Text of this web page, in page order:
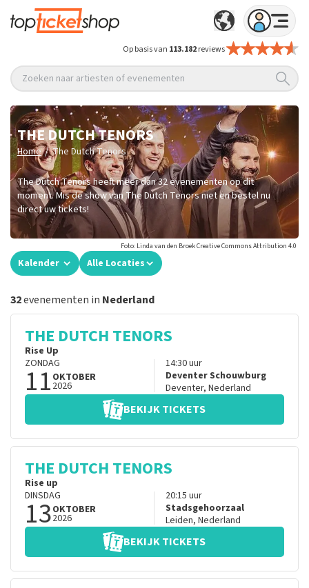
Op basis van 113.182reviews
Zoeken naar artiesten of evenementen
THE DUTCH TENORS
Home / The Dutch Tenors
The Dutch Tenors heeft meer dan 32 evenementen op dit
moment. Mis de show van The Dutch Tenors niet en bestel nu
direct uw tickets!
Foto: Linda van den Broek Creative Commons Attribution 4.0
Kalender Alle Locaties
32evenementen in Nederland
THE DUTCH TENORS
Rise Up
ZONDAG
11 OKTOBER
2026
14:30uur
Deventer Schouwburg
Deventer, Nederland
BEKIJK TICKETS
THE DUTCH TENORS
Rise up
DINSDAG
13OKTOBER
2026
20:15 uur
Stadsgehoorzaal
Leiden, Nederland
BEKIJK TICKETS